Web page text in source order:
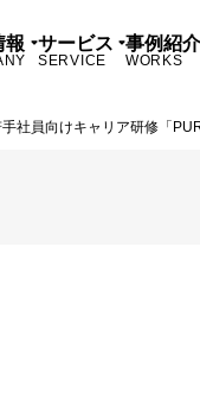
報 サービス
SERVICE
事例紹介
WORKS
社員向けキャリア研修「